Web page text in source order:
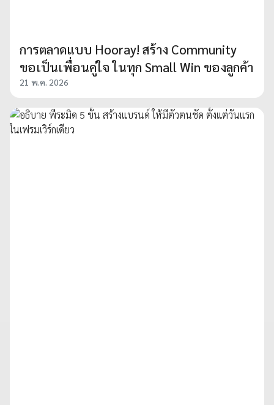
การตลาดแบบ Hooray! สร้าง Community
ขอเป็นเพื่อนคู่ใจ ในทุก Small Win ของลูกค้า
21 พ.ค. 2026